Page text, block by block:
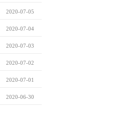
2020-07-05
2020-07-04
2020-07-03
2020-07-02
2020-07-01
2020-06-30